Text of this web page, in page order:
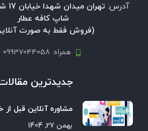
آدرس:
شاپ کافه عطار
(فروش فقط به صورت
همراه: 09937044058
جدیدترین
مشاوره آنلاین قبل از
بهمن 27, 1404